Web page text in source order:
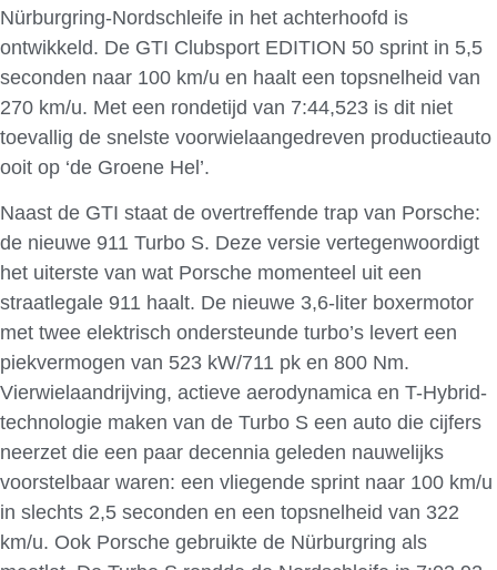
Nürburgring-Nordschleife in het achterhoofd is
ontwikkeld. De GTI Clubsport EDITION 50 sprint in 5,5
seconden naar 100 km/u en haalt een topsnelheid van
270 km/u. Met een rondetijd van 7:44,523 is dit niet
toevallig de snelste voorwielaangedreven productieauto
ooit op ‘de Groene Hel’.
Naast de GTI staat de overtreffende trap van Porsche:
de nieuwe 911 Turbo S. Deze versie vertegenwoordigt
het uiterste van wat Porsche momenteel uit een
straatlegale 911 haalt. De nieuwe 3,6-liter boxermotor
met twee elektrisch ondersteunde turbo’s levert een
piekvermogen van 523 kW/711 pk en 800 Nm.
Vierwielaandrijving, actieve aerodynamica en T-Hybrid-
technologie maken van de Turbo S een auto die cijfers
neerzet die een paar decennia geleden nauwelijks
voorstelbaar waren: een vliegende sprint naar 100 km/u
in slechts 2,5 seconden en een topsnelheid van 322
km/u. Ook Porsche gebruikte de Nürburgring als